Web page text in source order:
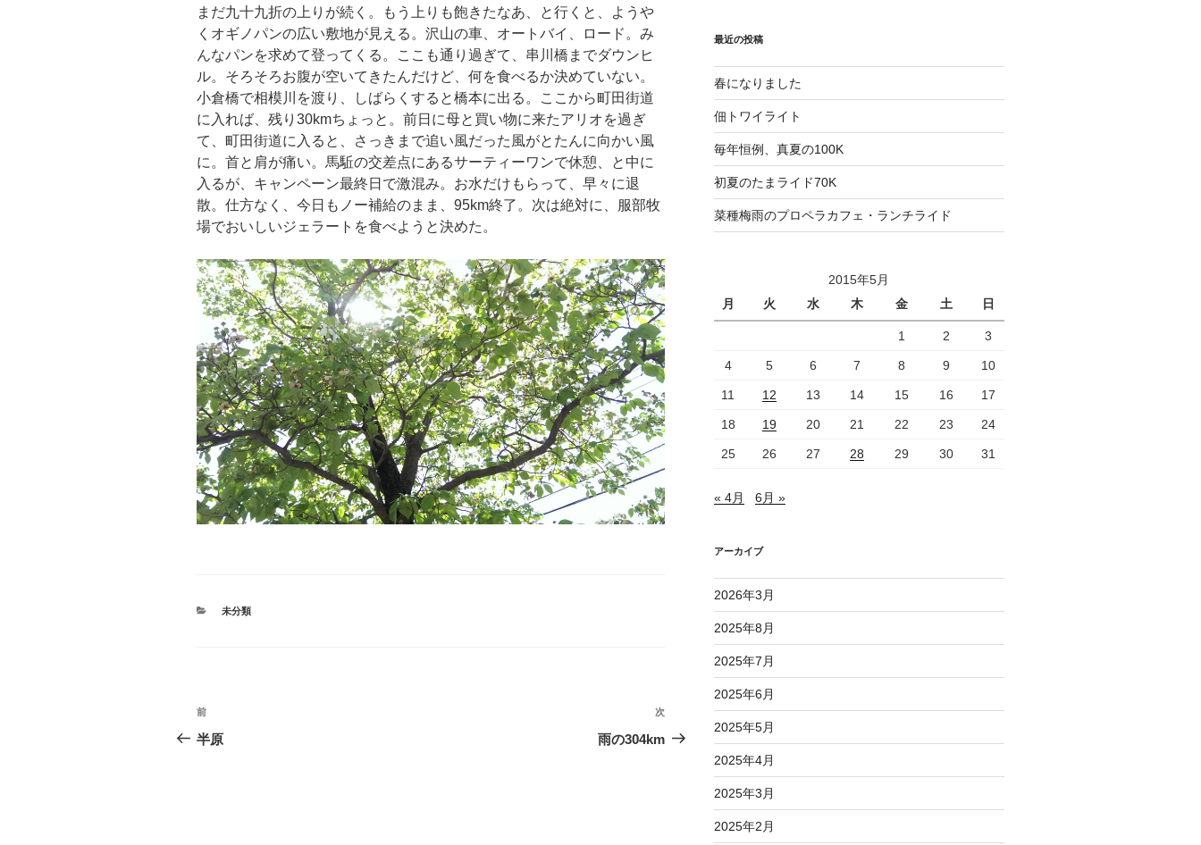
まだ九十九折の上りが続く。もう上りも飽きたなあ、と行くと、ようや
くオギノパンの広い敷地が見える。沢山の車、オートバイ、ロード。み
んなパンを求めて登ってくる。ここも通り過ぎて、串川橋までダウンヒ
ル。そろそろお腹が空いてきたんだけど、何を食べるか決めていない。
小倉橋で相模川を渡り、しばらくすると橋本に出る。ここから町田街道
に入れば、残り30kmちょっと。前日に母と買い物に来たアリオを過ぎ
て、町田街道に入ると、さっきまで追い風だった風がとたんに向かい風
に。首と肩が痛い。馬駈の交差点にあるサーティーワンで休憩、と中に
入るが、キャンペーン最終日で激混み。お水だけもらって、早々に退
散。仕方なく、今日もノー補給のまま、95km終了。次は絶対に、服部牧
場でおいしいジェラートを食べようと決めた。
カ
未分類
投
稿
過
去
前
半原
次
の
次
雨の304km
最近の投稿
春になりました
佃トワイライト
毎年恒例、真夏の100K
初夏のたまライド70K
菜種梅雨のプロペラカフェ・ランチライド
2015年5月
月
火 水 木 金 土 日
1 2 3
4 5 6 7 8 9 10
11 12 13 14 15 16 17
18 19 20 21 22 23 24
25 26 27 28 29 30 31
« 4月 6月 »
アーカイブ
2026年3月
2025年8月
2025年7月
2025年6月
2025年5月
2025年4月
2025年3月
2025年2月